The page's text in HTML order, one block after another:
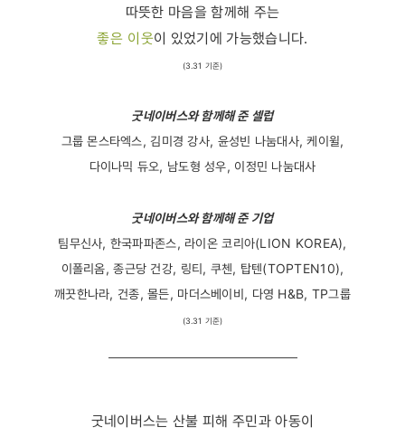
따뜻한 마음을 함께해 주는
좋은 이웃이 있었기에 가능했습니다.
(3.31 기준)
굿네이버스와 함께해 준 셀럽
그룹 몬스타엑스, 김미경 강사, 윤성빈 나눔대사, 케이윌,
다이나믹 듀오, 남도형 성우, 이정민 나눔대사
굿네이버스와 함께해 준 기업
팀무신사, 한국파파존스, 라이온 코리아(LION KOREA),
이폴리옴, 종근당 건강, 링티, 쿠첸, 탑텐(TOPTEN10),
깨끗한나라, 건종, 몰든, 마더스베이비, 다영 H&B, TP그룹
(3.31 기준)
굿네이버스는 산불 피해 주민과 아동이